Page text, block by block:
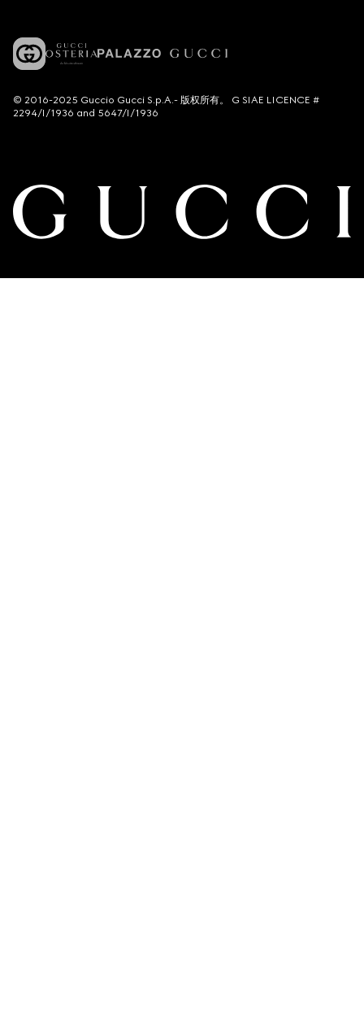
© 2016-2025 Guccio Gucci S.p.A.- 版权所有。 G SIAE LICENCE #
2294/I/1936 and 5647/I/1936